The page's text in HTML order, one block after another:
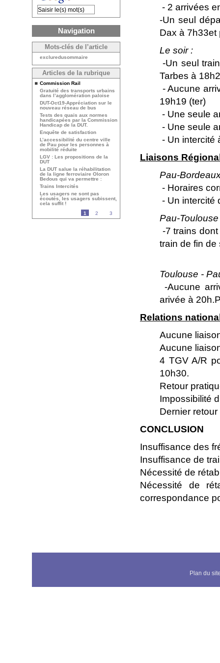
- 2 arrivées
-Un seul
Dax à 7h33et
Le soir :
-Un seul
Tarbes à
- Aucune
19h19 (ter)
- Une seule
- Une seule
- Un intercité
Liaisons
Pau-
- Horaires
- Un intercité
Pau-Toulouse
-7 trains
train de fin de
Toulouse -
-Aucune
arivée à
Relations
Aucune
Aucune
4 TGV A/R
10h30.
Retour
Impossibilité
Dernier
CONCLUSION
Insuffisance des
Insuffisance de
Nécessité de
Nécessité de
correspondance
Navigation
Mots-clés de l’article
excluredusommaire
Articles de la rubrique
Commission Rail
Gratuité des transports urbains
dans l’agglomération paloise
DUT-Oct19-Appréciation sur le
nouveau réseau de bus
Tests des quais aux normes
handicapées par la Commission
Handicap de la DUT.
Enquête de satisfaction
L’accessibilité du centre ville
de Pau pour les personnes à
mobilité réduite
LGV : Les propositions de la
DUT
La DUT salue la réhabilitation
de la ligne ferroviaire Oloron
Bedous qui va permettre :
Trains Intercités
Les usagers ne sont pas
écoutés, les usagers subissent,
cela suffit !
1
2 3
Plan du